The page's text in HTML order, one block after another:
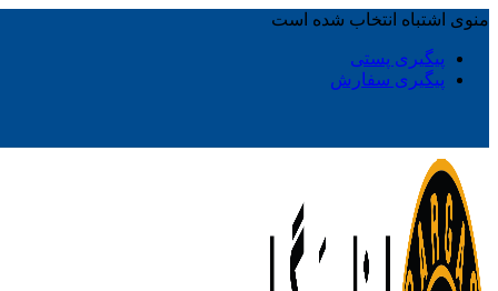
منوی اشتباه انتخاب شده است
پیگیری پستی
پیگیری سفارش